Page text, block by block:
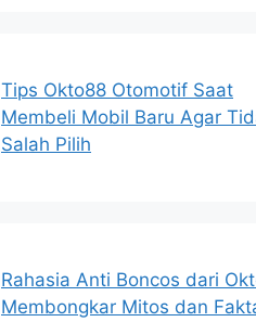
Tips Okto88 Otomotif Saat
Membeli Mobil Baru Agar
Salah Pilih
Rahasia Anti Boncos dari
Membongkar Mitos dan